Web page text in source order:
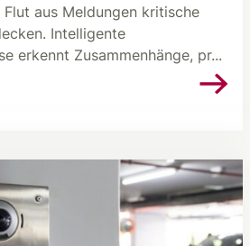
aus Meldungen kritische
Intelligente
erkennt Zusammenhänge, pr...